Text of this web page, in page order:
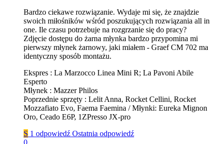
Bardzo ciekawe rozwiązanie. Wydaje mi się, że znajdzie
swoich miłośników wśród poszukujących rozwiązania all in
one. Ile czasu potrzebuje na rozgrzanie się do pracy?
Zdjęcie dostępu do żarna młynka bardzo przypomina mi
pierwszy młynek żarnowy, jaki miałem - Graef CM 702 ma
identyczny sposób montażu.
Ekspres : La Marzocco Linea Mini R; La Pavoni Abile
Esperto
Młynek : Mazzer Philos
Poprzednie sprzęty : Lelit Anna, Rocket Cellini, Rocket
Mozzafiato Evo, Faema Faemina / Młynki: Eureka Mignon
Oro, Ceado E6P, 1ZPresso JX-pro
S 1 odpowiedź Ostatnia odpowiedź
0